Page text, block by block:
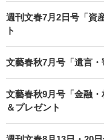
週刊文春7月2日号「資
ト
文藝春秋7月号「遺言
文藝春秋9月号「金融
＆プレゼント